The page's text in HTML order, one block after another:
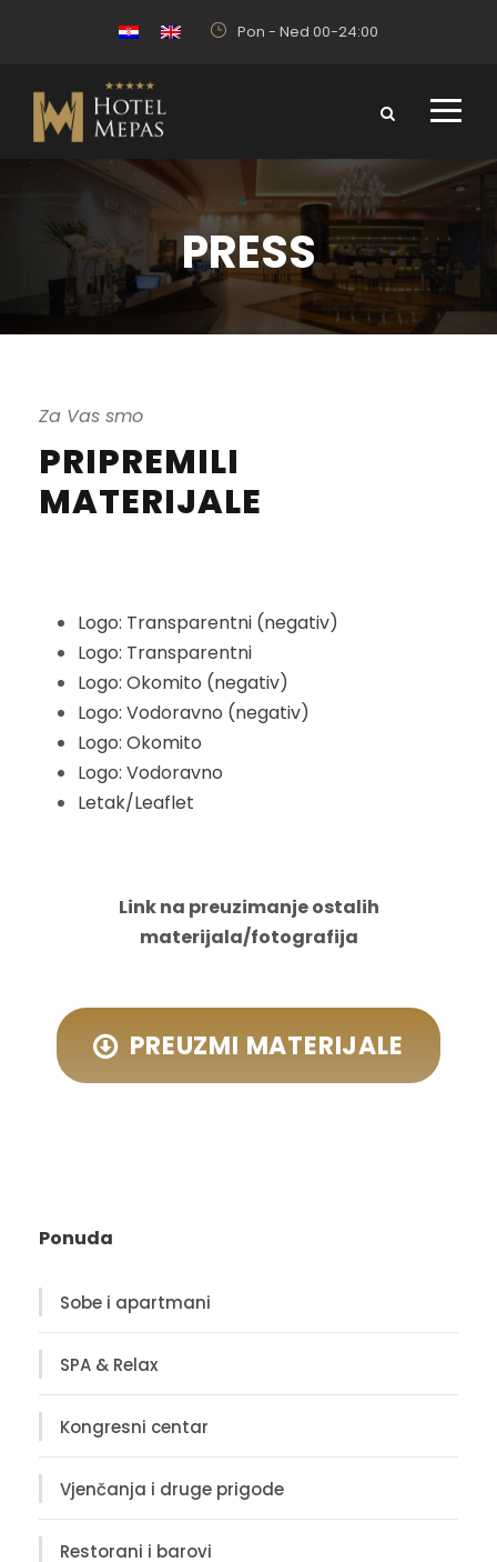
Pon - Ned 00-24:00
PRESS
Za Vas smo
PRIPREMILI
MATERIJALE
Logo: Transparentni (negativ)
Logo: Transparentni
Logo: Okomito (negativ)
Logo: Vodoravno (negativ)
Logo: Okomito
Logo: Vodoravno
Letak/Leaflet
Link na preuzimanje ostalih
materijala/fotografija
PREUZMI MATERIJALE
Ponuda
Sobe i apartmani
SPA & Relax
Kongresni centar
Vjenčanja i druge prigode
Restorani i barovi